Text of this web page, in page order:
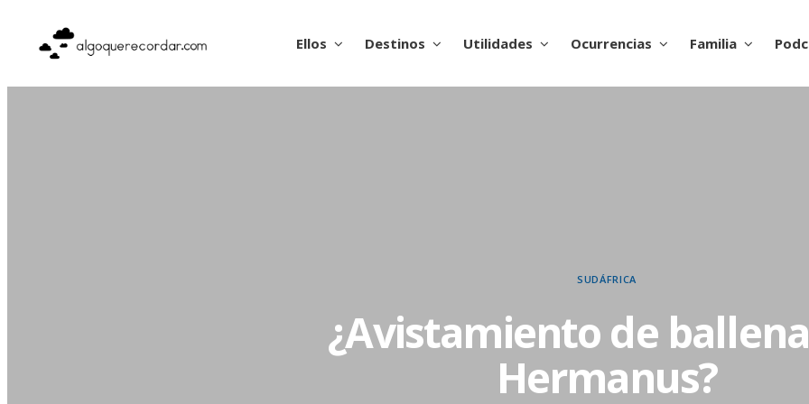
Ellos Destinos Utilidades Ocurrencias Familia
SUDÁFRICA
¿Avistamiento de
Hermanus?